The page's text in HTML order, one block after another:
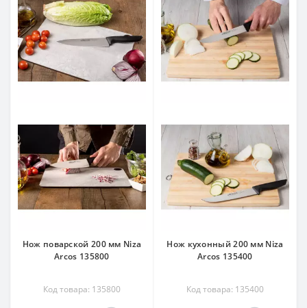
Нож поварской 200 мм Niza
Arcos 135800
Код товара: 135800
Нож кухонный 200 мм Niza
Arcos 135400
Код товара: 135400